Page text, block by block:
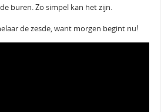
buren. Zo simpel kan het zijn.
de zesde, want morgen begint nu!